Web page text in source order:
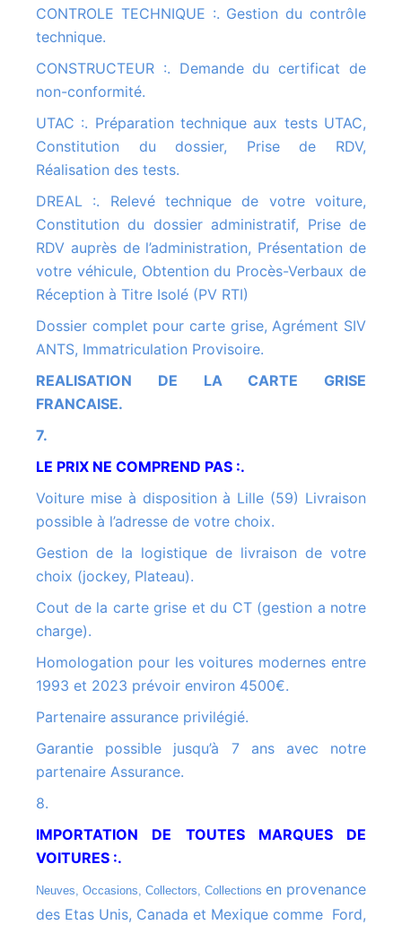
CONTROLE TECHNIQUE :. Gestion du contrôle
technique.
CONSTRUCTEUR :. Demande du certificat de
non-conformité.
UTAC :. Préparation technique aux tests UTAC,
Constitution du dossier, Prise de RDV,
Réalisation des tests.
DREAL :. Relevé technique de votre voiture,
Constitution du dossier administratif, Prise de
RDV auprès de l’administration, Présentation de
votre véhicule, Obtention du Procès-Verbaux de
Réception à Titre Isolé (PV RTI)
Dossier complet pour carte grise, Agrément SIV
ANTS, Immatriculation Provisoire.
REALISATION DE LA CARTE GRISE
FRANCAISE.
7.
LE PRIX NE COMPREND PAS :.
Voiture mise à disposition à Lille (59) Livraison
possible à l’adresse de votre choix.
Gestion de la logistique de livraison de votre
choix (jockey, Plateau).
Cout de la carte grise et du CT (gestion a notre
charge).
Homologation pour les voitures modernes entre
1993 et 2023 prévoir environ 4500€.
Partenaire assurance privilégié.
Garantie possible jusqu’à 7 ans avec notre
partenaire Assurance.
8.
IMPORTATION DE TOUTES MARQUES DE
VOITURES :.
Neuves, Occasions, Collectors, Collections en provenance
des Etas Unis, Canada et Mexique comme Ford,